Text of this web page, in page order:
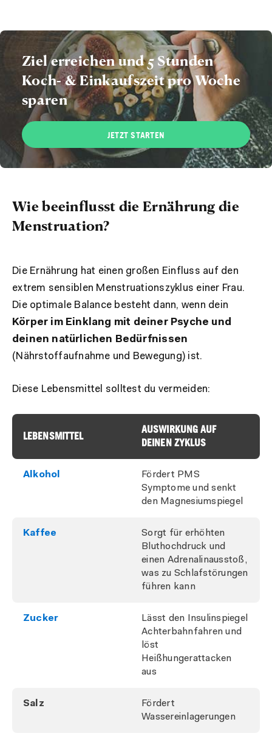
Ziel erreichen und 5 Stunden
Koch- & Einkaufszeit pro Woche
sparen
JETZT STARTEN
Wie beeinflusst die Ernährung die
Menstruation?
Die Ernährung hat einen großen Einfluss auf den
extrem sensiblen Menstruationszyklus einer Frau.
Die optimale Balance besteht dann, wenn dein
Körper im Einklang mit deiner Psyche und
deinen natürlichen Bedürfnissen
(Nährstoffaufnahme und Bewegung) ist.
Diese Lebensmittel solltest du vermeiden:
LEBENSMITTEL
AUSWIRKUNG AUF
DEINEN ZYKLUS
Alkohol
Fördert PMS
Symptome und senkt
den Magnesiumspiegel
Kaffee
Sorgt für erhöhten
Bluthochdruck und
einen Adrenalinausstoß,
was zu Schlafstörungen
führen kann
Zucker
Lässt den Insulinspiegel
Achterbahnfahren und
löst
Heißhungerattacken
aus
Salz
Fördert
Wassereinlagerungen